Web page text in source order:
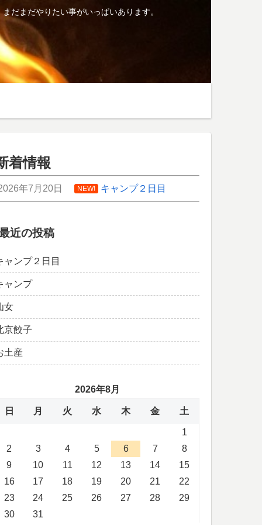
だまだやりたい事がいっぱいあります。
着情報
年7月20日 NEW! キャンプ２日目
近の投稿
ャンプ２日目
ャンプ
女
京餃子
土産
2026年8月
日 月 火 水 木 金 土
1
2
3 4 5 6 7
8
9
10 11 12 13 14
15
16
17 18 19 20 21
22
23
24 25 26 27 28
29
30
31